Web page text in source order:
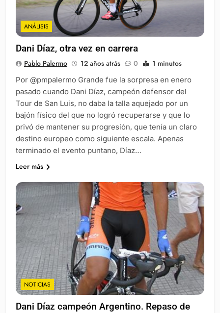
ANÁLISIS
Dani Díaz, otra vez en carrera
Pablo Palermo 12 años atrás 0 1 minutos
Por @pmpalermo Grande fue la sorpresa en enero
pasado cuando Dani Díaz, campeón defensor del
Tour de San Luis, no daba la talla aquejado por un
bajón físico del que no logró recuperarse y que lo
privó de mantener su progresión, que tenía un claro
destino europeo como siguiente escala. Apenas
terminado el evento puntano, Díaz…
Leer más
NOTICIAS
Dani Díaz campeón Argentino. Repaso de